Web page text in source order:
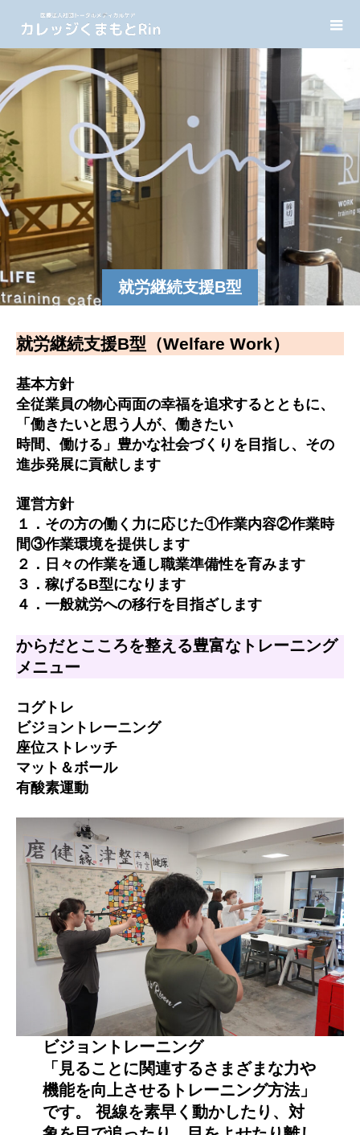
就労継続支援B型
就労継続支援B型（Welfare Work）
基本方針
全従業員の物心両面の幸福を追求するとともに、
「働きたいと思う人が、働きたい
時間、働ける」豊かな社会づくりを目指し、その
進歩発展に貢献します
運営方針
１．その方の働く力に応じた①作業内容②作業時
間③作業環境を提供します
２．日々の作業を通し職業準備性を育みます
３．稼げるB型になります
４．一般就労への移行を目指ざします
からだとこころを整える豊富なトレーニング
メニュー
コグトレ
ビジョントレーニング
座位ストレッチ
マット＆ボール
有酸素運動
ビジョントレーニング
「見ることに関連するさまざまな力や
機能を向上させるトレーニング方法」
です。 視線を素早く動かしたり、対